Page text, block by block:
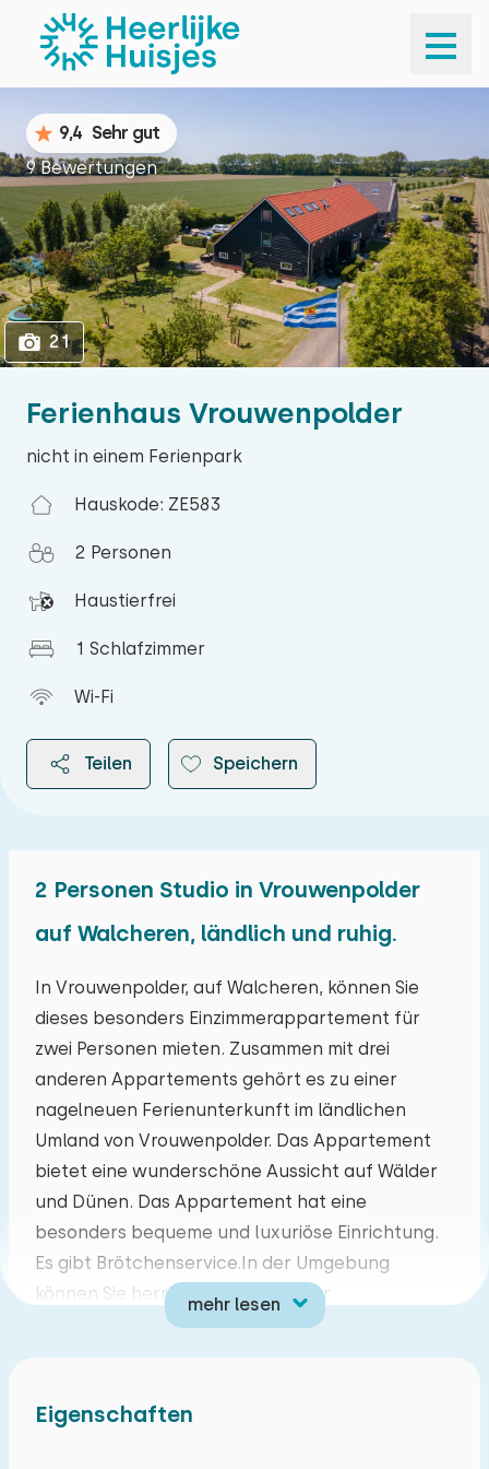
1
Ferienhaus Vrouwenpolder
nicht in einem Ferienpark
Hauskode: ZE583
2 Personen
Haustierfrei
1 Schlafzimmer
Wi-Fi
Teilen Speichern
9,4 Sehr gut
9 Bewertungen
21
2 Personen Studio in Vrouwenpolder
auf Walcheren, ländlich und ruhig.
In Vrouwenpolder, auf Walcheren, können Sie
dieses besonders Einzimmerappartement für
zwei Personen mieten. Zusammen mit drei
anderen Appartements gehört es zu einer
nagelneuen Ferienunterkunft im ländlichen
Umland von Vrouwenpolder. Das Appartement
bietet eine wunderschöne Aussicht auf Wälder
und Dünen. Das Appartement hat eine
besonders bequeme und luxuriöse Einrichtung.
Es gibt Brötchenservice.In der Umgebung
können Sie herrliche Wander- oder
Radtourennach zum Beispiel Oostkapelle, Veere,
und Middelburg machen. Vrouwenpolder bietet
mehreren Restaurants, Lokalen, Geschäften und
mehr lesen
August 2026
Mo Di Mi Do Fr Sa So
27 28 29 30 31 01
03 04 05 06 07 08 09
10 11 12 13 14 15
17 18 19 20 21 22
Eigenschaften